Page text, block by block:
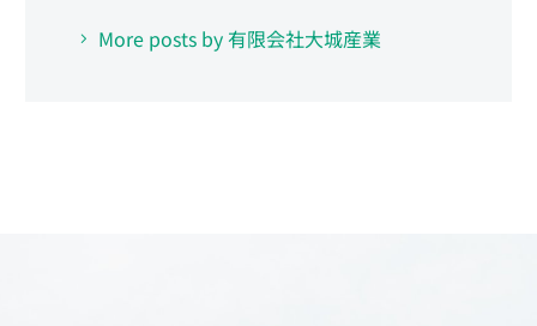
More posts by 有限会社大城産業